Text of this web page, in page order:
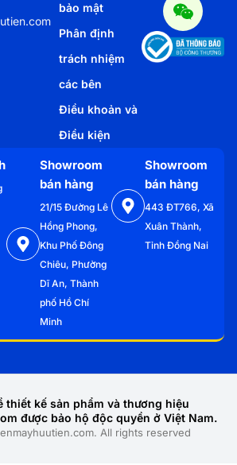
bảo mật
Phân định
trách nhiệm
các bên
Điều khoản và
Điều kiện
Showroom
bán hàng
21/15 Đường Lê
Hồng Phong,
Khu Phố Đông
Chiêu, Phường
Dĩ An, Thành
phố Hồ Chí
Minh
Showroom
bán hàng
443 ĐT766, Xã
Xuân Thành,
Tỉnh Đồng Nai
All rights reserved
thiết kế sản phẩm và thương hiệu
được bảo hộ độc quyền ở Việt Nam.